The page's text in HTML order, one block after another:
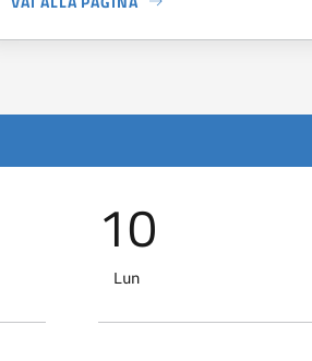
A PROPOSITO DICOMUNICATO
10
Lun